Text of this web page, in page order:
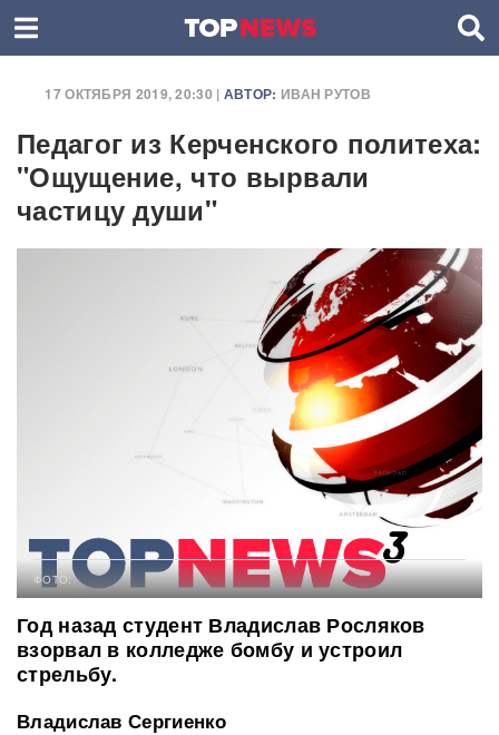
17 ОКТЯБРЯ 2019, 20:30 | АВТОР: ИВАН РУТОВ
Педагог из Керченского политеха:
"Ощущение, что вырвали
частицу души"
ФОТО:
Год назад студент Владислав Росляков
взорвал в колледже бомбу и устроил
стрельбу.
Владислав Сергиенко